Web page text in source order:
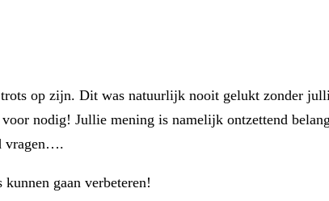
op zijn. Dit was natuurlijk nooit gelukt zonder
nodig! Jullie mening is namelijk ontzettend
vragen….
gaan verbeteren!